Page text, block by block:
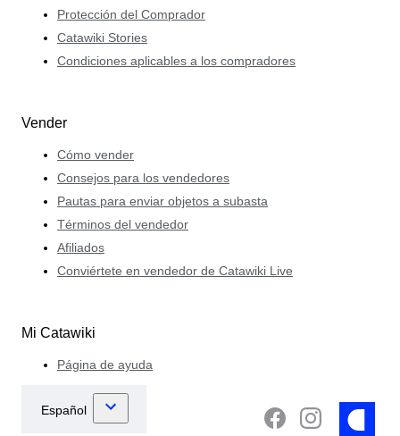
Protección del Comprador
Catawiki Stories
Condiciones aplicables a los compradores
Vender
Cómo vender
Consejos para los vendedores
Pautas para enviar objetos a subasta
Términos del vendedor
Afiliados
Conviértete en vendedor de Catawiki Live
Mi Catawiki
Página de ayuda